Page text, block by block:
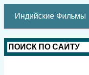
Индийские Фильмы